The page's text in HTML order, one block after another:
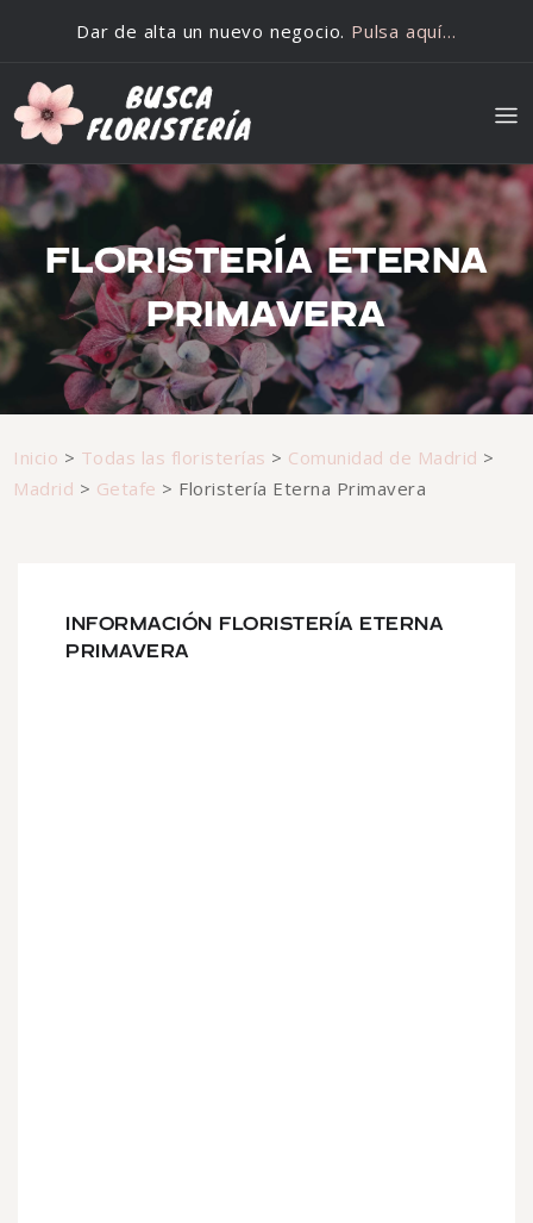
Dar de alta un nuevo negocio. Pulsa aquí…
FLORISTERÍA ETERNA
PRIMAVERA
Inicio > Todas las floristerías > Comunidad de Madrid >
Madrid > Getafe > Floristería Eterna Primavera
INFORMACIÓN FLORISTERÍA ETERNA
PRIMAVERA